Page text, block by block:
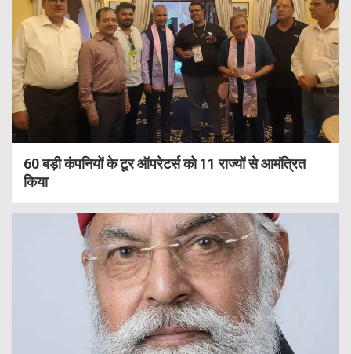
60 बड़ी कंपनियों के टूर ऑपरेटर्स को 11 राज्यों से आमंत्रित
किया